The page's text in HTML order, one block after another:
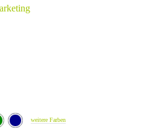
weitere Farben